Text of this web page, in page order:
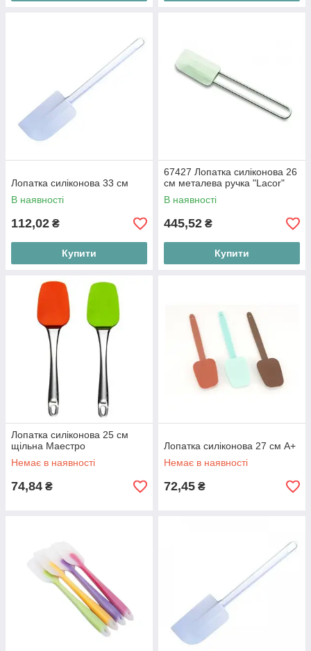
Лопатка силіконова 33 см
В наявності
112,02 ₴
Купити
67427 Лопатка силіконова 26
см металева ручка "Lacor"
В наявності
445,52 ₴
Купити
Лопатка силіконова 25 см
щільна Маестро
Немає в наявності
74,84 ₴
Лопатка силіконова 27 см А+
Немає в наявності
72,45 ₴